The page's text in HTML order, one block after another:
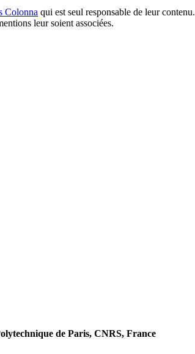
Colonna qui est seul responsable de leur contenu.
leur soient associées.
de Paris, CNRS, France